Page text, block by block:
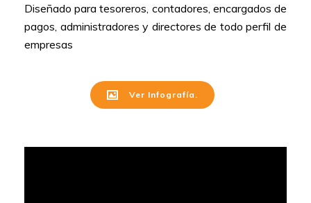
Diseñado para tesoreros, contadores, encargados de
pagos, administradores y directores de todo perfil de
empresas
Ver Infografía.